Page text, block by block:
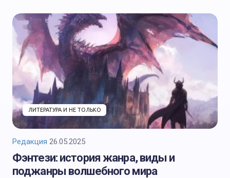
О Журнале АТ
Редакция 04.02.2025
ЛИТЕРАТУРА И НЕ ТОЛЬКО
Редакция 26.05.2025
Фэнтези: история жанра, виды и
поджанры волшебного мира